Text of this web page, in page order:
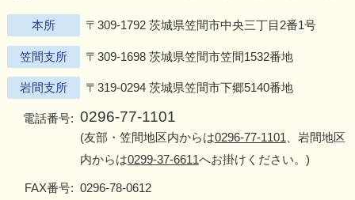
本所 〒309-1792 茨城県笠間市中央三丁目2番1号
笠間支所 〒309-1698 茨城県笠間市笠間1532番地
岩間支所 〒319-0294 茨城県笠間市下郷5140番地
電話番号: 0296-77-1101
(友部・笠間地区内からは0296-77-1101 、岩間地区
内からは0299-37-6611へお掛けください。)
FAX番号: 0296-78-0612